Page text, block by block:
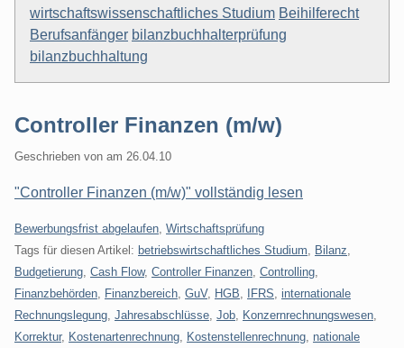
wirtschaftswissenschaftliches Studium Beihilferecht
Berufsanfänger bilanzbuchhalterprüfung
bilanzbuchhaltung
Controller Finanzen (m/w)
Geschrieben von am 26.04.10
"Controller Finanzen (m/w)" vollständig lesen
Kategorien:
Bewerbungsfrist abgelaufen Wirtschaftsprüfung
Tags für diesen Artikel: betriebswirtschaftliches Studium Bilanz
Budgetierung Cash Flow, Controller Finanzen Controlling
Finanzbehörden
Finanzbereich GuV, HGB IFRS internationale
Rechnungslegung Jahresabschlüsse Job Konzernrechnungswesen
Korrektur, Kostenartenrechnung Kostenstellenrechnung nationale